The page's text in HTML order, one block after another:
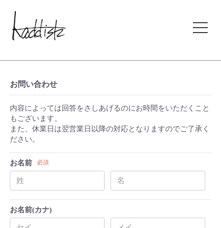
kaddish development store
お問い合わせ
内容によっては回答をさしあげるのにお時間をいただくこと
もございます。
また、休業日は翌営業日以降の対応となりますのでご了承く
ださい。
お名前 必須
お名前(カナ)